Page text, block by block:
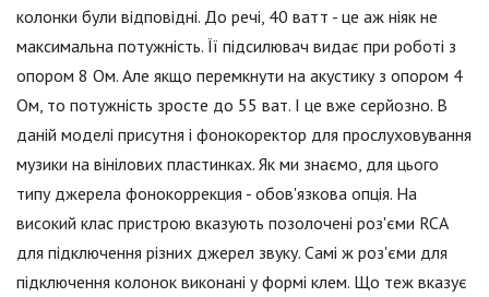
колонки були відповідні. До речі, 40 ватт - це аж ніяк не
максимальна потужність. Її підсилювач видає при роботі з
опором 8 Ом. Але якщо перемкнути на акустику з опором 4
Ом, то потужність зросте до 55 ват. І це вже серйозно. В
даній моделі присутня і фонокоректор для прослуховування
музики на вінілових пластинках. Як ми знаємо, для цього
типу джерела фонокоррекция - обов'язкова опція. На
високий клас пристрою вказують позолочені роз'єми RCA
для підключення різних джерел звуку. Самі ж роз'єми для
підключення колонок виконані у формі клем. Що теж вказує